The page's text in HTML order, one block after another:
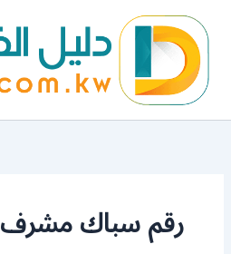
المحتوى
رقم سباك مشرف